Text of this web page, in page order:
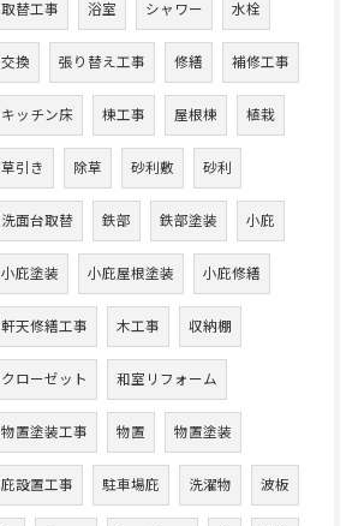
取替工事 浴室 シャワー 水栓
交換 張り替え工事 修繕 補修工事
キッチン床 棟工事 屋根棟 植栽
草引き 除草 砂利敷 砂利
洗面台取替 鉄部 鉄部塗装 小庇
小庇塗装 小庇屋根塗装 小庇修繕
軒天修繕工事 木工事 収納棚
クローゼット 和室リフォーム
物置塗装工事 物置 物置塗装
庇設置工事 駐車場庇 洗濯物 波板